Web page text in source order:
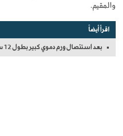
والمقيم.
اقرأ أيضاً
بعد استئصال ورم دموي كبير بطول 12 سم مستشفى الدكت